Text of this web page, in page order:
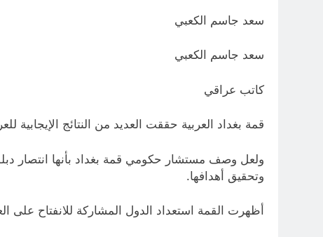
سعد جاسم الكعبي
سعد جاسم الكعبي
كاتب عراقي
قمة بغداد العربية حققت العديد من النتائج
ولعل وصف مستشار حكومي قمة بغداد بأنها انتصار
وتحقيق أهدافها.
أظهرت القمة استعداد الدول المشاركة للانفتاح على